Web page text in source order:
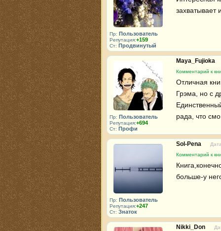
Пр: Пользователь
Репутация:+159
Ст: Продвинутый
захватывает
Пр: Пользователь
Репутация:+694
Ст: Профи
Maya_Fujioka
Комментарий к
Отличная
Грэма, но с
рада, что
Пр: Пользователь
Репутация:+247
Ст: Знаток
Sol-Pena
Комментарий к
больше-у
Nikki_Don